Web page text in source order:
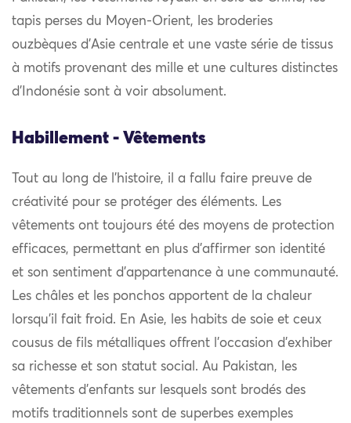
tapis perses du Moyen-Orient, les broderies
ouzbèques d’Asie centrale et une vaste série de tissus
à motifs provenant des mille et une cultures distinctes
d’Indonésie sont à voir absolument.
Habillement - Vêtements
Tout au long de l’histoire, il a fallu faire preuve de
créativité pour se protéger des éléments. Les
vêtements ont toujours été des moyens de protection
efficaces, permettant en plus d’affirmer son identité
et son sentiment d’appartenance à une communauté.
Les châles et les ponchos apportent de la chaleur
lorsqu’il fait froid. En Asie, les habits de soie et ceux
cousus de fils métalliques offrent l’occasion d’exhiber
sa richesse et son statut social. Au Pakistan, les
vêtements d’enfants sur lesquels sont brodés des
motifs traditionnels sont de superbes exemples